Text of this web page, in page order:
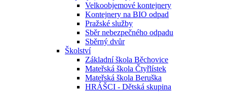
Velkoobjemové kontejnery
Kontejnery na BIO odpad
Pražské služby
Sběr nebezpečného odpadu
Sběrný dvůr
Školství
Základní škola Běchovice
Mateřská škola Čtyřlístek
Mateřská škola Beruška
HRÁŠCI - Dětská skupina